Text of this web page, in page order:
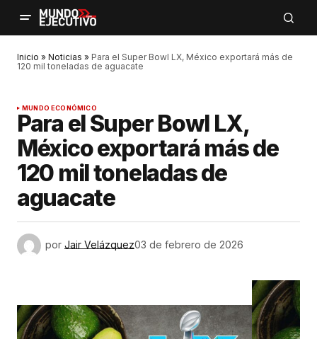
Inicio » Noticias » Para el Super Bowl LX, México exportará más de
120 mil toneladas de aguacate
MUNDO ECONÓMICO
Para el Super Bowl LX,
México exportará más de
120 mil toneladas de
aguacate
por Jair Velázquez03 de febrero de 2026